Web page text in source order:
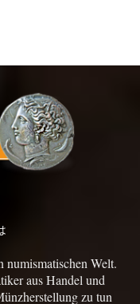
Welt.
aus Handel und
zu tun